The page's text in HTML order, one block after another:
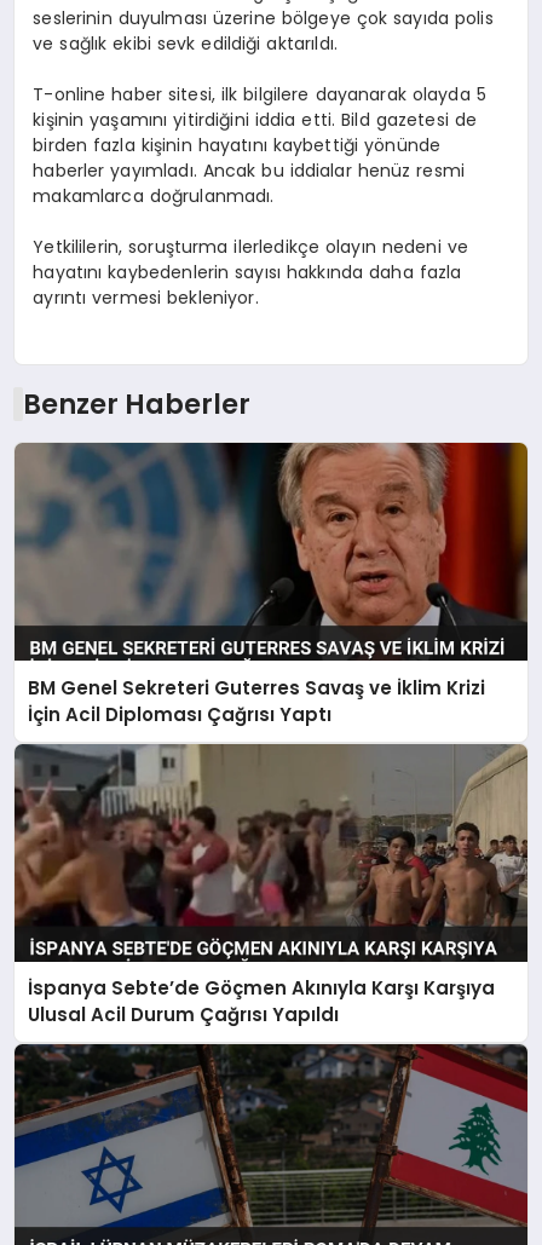
seslerinin duyulması üzerine bölgeye çok sayıda polis
ve sağlık ekibi sevk edildiği aktarıldı.
T-online haber sitesi, ilk bilgilere dayanarak olayda 5
kişinin yaşamını yitirdiğini iddia etti. Bild gazetesi de
birden fazla kişinin hayatını kaybettiği yönünde
haberler yayımladı. Ancak bu iddialar henüz resmi
makamlarca doğrulanmadı.
Yetkililerin, soruşturma ilerledikçe olayın nedeni ve
hayatını kaybedenlerin sayısı hakkında daha fazla
ayrıntı vermesi bekleniyor.
Benzer Haberler
BM Genel Sekreteri Guterres Savaş ve İklim Krizi
İçin Acil Diploması Çağrısı Yaptı
İspanya Sebte’de Göçmen Akınıyla Karşı Karşıya
Ulusal Acil Durum Çağrısı Yapıldı